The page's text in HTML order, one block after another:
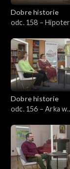
Dobre historie
odc. 158 –
Dobre historie
odc. 156 – Arka w